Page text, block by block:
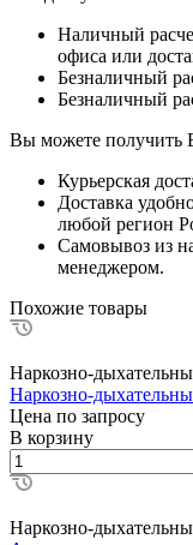
Наличный
офиса или
Безналичный
Безналичный
Вы можете получить
Курьерская
Доставка
любой регион
Самовывоз из
менеджером.
Похожие товары
Наркозно-
Наркозно-
Цена по запросу
В корзину
Наркозно-